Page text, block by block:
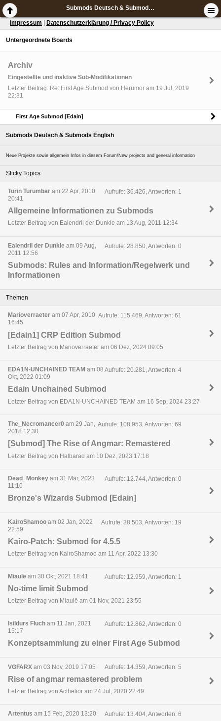
Submods Deutsch & Submods English
Impressum Datenschutzerklärung / Privacy Policy
Untergeordnete Boards
Archiv
Eingestellte und inaktive Sub-Modifikationen
Letzter Beitrag: Re: First Age Submod von Herumor am 19 Jul, 2019
22:31
First Age Submod [Edain]
Submods Deutsch & Submods English
Neue Projekte sowie allgemein Infos in diesem Forum/New projects and general information
Sticky Topics
Turin Turumbar am 22 Apr, 2010
20:41
Aufrufe: 36.426, Antworten: 1
Allgemeine Informationen zu Submods
Letzter Beitrag von Ealendril der Dunkle am 13 Aug, 2011 12:34
Ealendril der Dunkle am 09 Aug,
2011 12:56
Aufrufe: 28.850, Antworten: 0
Submods: Rules and Information/Regelwerk und
Informationen
Themen
Marioverraeter am 07 Apr, 2010
16:45
Aufrufe: 115.469, Antworten: 61
[Edain1] CRP Edition Submod
Letzter Beitrag von Marioverraeter am 06 Dez, 2024 09:05
EDA1N-UNCHAINED TEAM am 08
Okt, 2022 01:09
Aufrufe: 20.281, Antworten: 4
Edain Unchained Submod
Letzter Beitrag von EDA1N-UNCHAINED TEAM am 16 Sep, 2024 23:27
The_Necromancer0 am 29 Jan,
2018 12:30
Aufrufe: 108.953, Antworten: 69
[Submod] The Rise of Angmar: Remastered
Letzter Beitrag von Halbarad am 10 Dez, 2023 17:18
Dead_Monkey am 31 Mär, 2023
11:10
Aufrufe: 12.744, Antworten: 0
Bronze's Wizards Submod [Edain]
KairoShamoo am 02 Jan, 2022
22:59
Aufrufe: 38.503, Antworten: 19
Kairo-Patch: Submod for 4.5.5
Letzter Beitrag von KairoShamoo am 11 Apr, 2022 13:30
Miaulë am 30 Okt, 2021 18:41 Aufrufe: 12.959, Antworten: 1
No-time limit Submod
Letzter Beitrag von Miaulë am 01 Nov, 2021 23:55
Isildurs Fluch am 11 Jan, 2021
15:17
Aufrufe: 12.862, Antworten: 0
Konzeptsammlung zu einer First Age Submod
VGFARX am 03 Nov, 2019 17:05 Aufrufe: 14.359, Antworten: 5
Rise of angmar remastered problem
Letzter Beitrag von Acthelior am 24 Jul, 2020 22:49
Artentus am 15 Feb, 2020 13:20 Aufrufe: 13.404, Antworten: 6